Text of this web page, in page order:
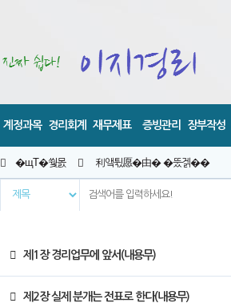
계정과목 경리회계 재무제표 증빙관리 장부작성
�щТ�쒗몴 利앸튃愿�由� �뚰겕��
제1장 경리업무에 앞서(내용무)
제2장 실제 분개는 전표로 한다(내용무)